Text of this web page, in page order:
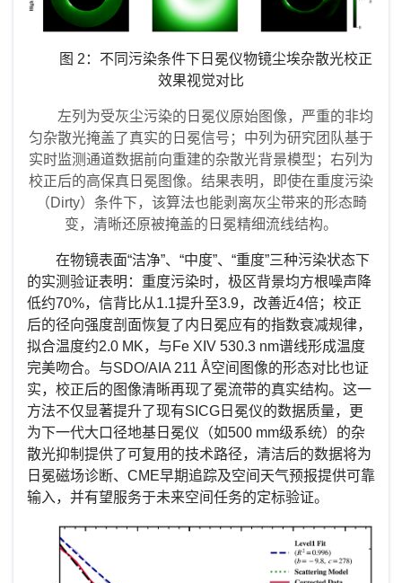
图 2 ：不同污染条件下日冕仪物镜尘埃杂散光校正
效果视觉对比
左列为受灰尘污染的日冕仪原始图像，严重的非均
匀杂散光掩盖了真实的日冕信号；中列为研究团队基于
实时监测通道数据前向重建的杂散光背景模型；右列为
校正后的高保真日冕图像。结果表明，即使在重度污染
（Dirty）条件下，该算法也能剥离灰尘带来的形态畸
变，清晰还原被掩盖的日冕精细流线结构。
在物镜表面“洁净”、“中度”、“重度”三种污染状态下
的实测验证表明：重度污染时，极区背景均方根噪声降
低约70%，信背比从1.1提升至3.9，改善近4倍；校正
后的径向强度剖面恢复了内日冕应有的指数衰减规律，
拟合温度约2.0 MK，与Fe XIV 530.3 nm谱线形成温度
完美吻合。与SDO/AIA 211 Å空间图像的形态对比也证
实，校正后的图像清晰再现了冕流带的真实结构。这一
方法不仅显著提升了现有SICG 日冕仪的数据质量，更
为下一代大口径地基日冕仪（如500 mm级系统）的杂
散光抑制提供了可复用的技术路径，清洁后的数据将为
日冕磁场诊断、 CME早期追踪及空间天气预报提供可靠
输入，并有望服务于未来空间任务的定标验证。